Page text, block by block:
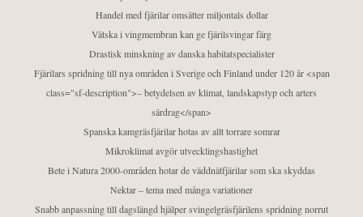
Handel med fjärilar omsätter miljontals dollar
Vätska i vingmembran kan ge fjärilsvingar färg
Drastisk minskning av danska habitatspecialister
Fjärilars spridning till nya områden i Sverige och Finland under 120 år <span
class="sf-description">– betydelsen av klimat, landskapstyp och arters
särdrag</span>
Spanska kamgräsfjärilar hotas av allt torrare somrar
Mikroklimat avgör utvecklingshastighet
Bete i Natura 2000-områden hotar de väddnätfjärilar som ska skyddas
Nektar – tema med många variationer
Snabb anpassning till dagslängd hjälper svingelgräsfjärilens spridning norrut